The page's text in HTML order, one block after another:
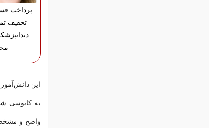
تخفیف
این
به کابوسی
واضح و مشخص